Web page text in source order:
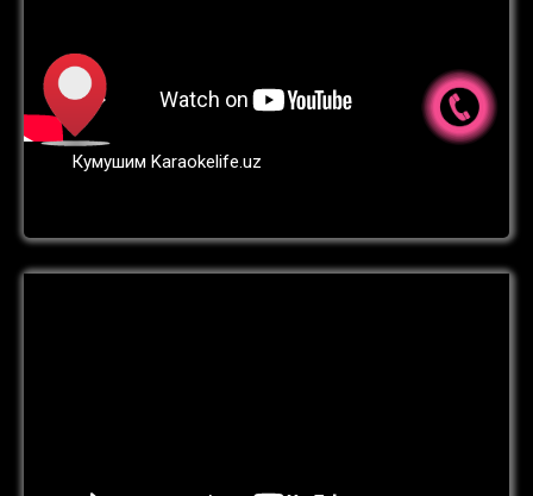
Кумушим Karaokelife.uz